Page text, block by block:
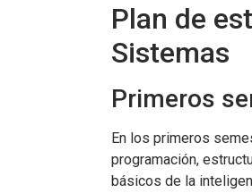
Plan de
Sistemas
Primeros
En los primeros
programación,
básicos de la